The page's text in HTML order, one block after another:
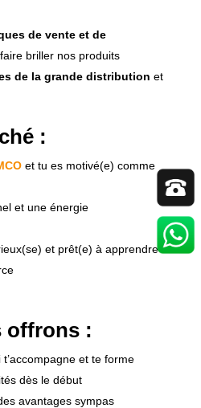
de vente et de
briller nos produits
de la grande distribution et
:
et tu es motivé(e) comme
et une énergie
et prêt(e) à apprendre
offrons :
et te forme
dès le début
avantages sympas